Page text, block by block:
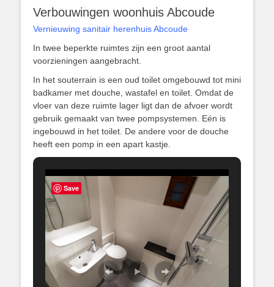
Verbouwingen woonhuis Abcoude
Vernieuwing sanitair herenhuis Abcoude
In twee beperkte ruimtes zijn een groot aantal
voorzieningen aangebracht.
In het souterrain is een oud toilet omgebouwd tot mini
badkamer met douche, wastafel en toilet. Omdat de
vloer van deze ruimte lager ligt dan de afvoer wordt
gebruik gemaakt van twee pompsystemen. Eén is
ingebouwd in het toilet. De andere voor de douche
heeft een pomp in een apart kastje.
Save